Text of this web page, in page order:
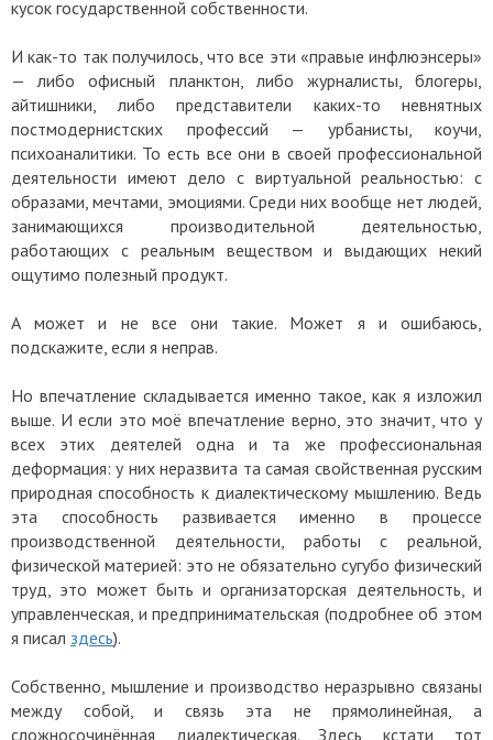
кусок государственной собственности.
И как-то так получилось, что все эти «правые инфлюэнсеры»
— либо офисный планктон, либо журналисты, блогеры,
айтишники, либо представители каких-то невнятных
постмодернистских профессий — урбанисты, коучи,
психоаналитики. То есть все они в своей профессиональной
деятельности имеют дело с виртуальной реальностью: с
образами, мечтами, эмоциями. Среди них вообще нет людей,
занимающихся производительной деятельностью,
работающих с реальным веществом и выдающих некий
ощутимо полезный продукт.
А может и не все они такие. Может я и ошибаюсь,
подскажите, если я неправ.
Но впечатление складывается именно такое, как я изложил
выше. И если это моё впечатление верно, это значит, что у
всех этих деятелей одна и та же профессиональная
деформация: у них неразвита та самая свойственная русским
природная способность к диалектическому мышлению. Ведь
эта способность развивается именно в процессе
производственной деятельности, работы с реальной,
физической материей: это не обязательно сугубо физический
труд, это может быть и организаторская деятельность, и
управленческая, и предпринимательская (подробнее об этом
я писал здесь).
Собственно, мышление и производство неразрывно связаны
между собой, и связь эта не прямолинейная, а
сложносочинённая, диалектическая. Здесь, кстати, тот